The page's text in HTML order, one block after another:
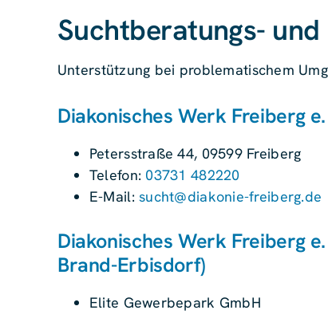
Suchtberatungs-
Unterstützung bei problematischem
Diakonisches Werk Freiberg
Petersstraße 44, 09599 Freiberg
Telefon: 03731 482220
E-Mail:sucht@diakonie-freiberg.de
Diakonisches Werk Freiberg
Brand-Erbisdorf)
Elite Gewerbepark GmbH